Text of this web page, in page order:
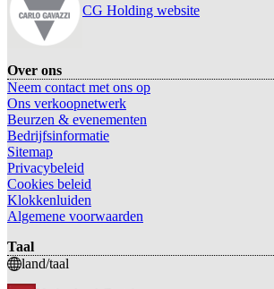
CG Holding website
Over ons
Neem contact met ons op
Ons verkoopnetwerk
Beurzen & evenementen
Bedrijfsinformatie
Sitemap
Privacybeleid
Cookies beleid
Klokkenluiden
Algemene voorwaarden
Taal
land/taal